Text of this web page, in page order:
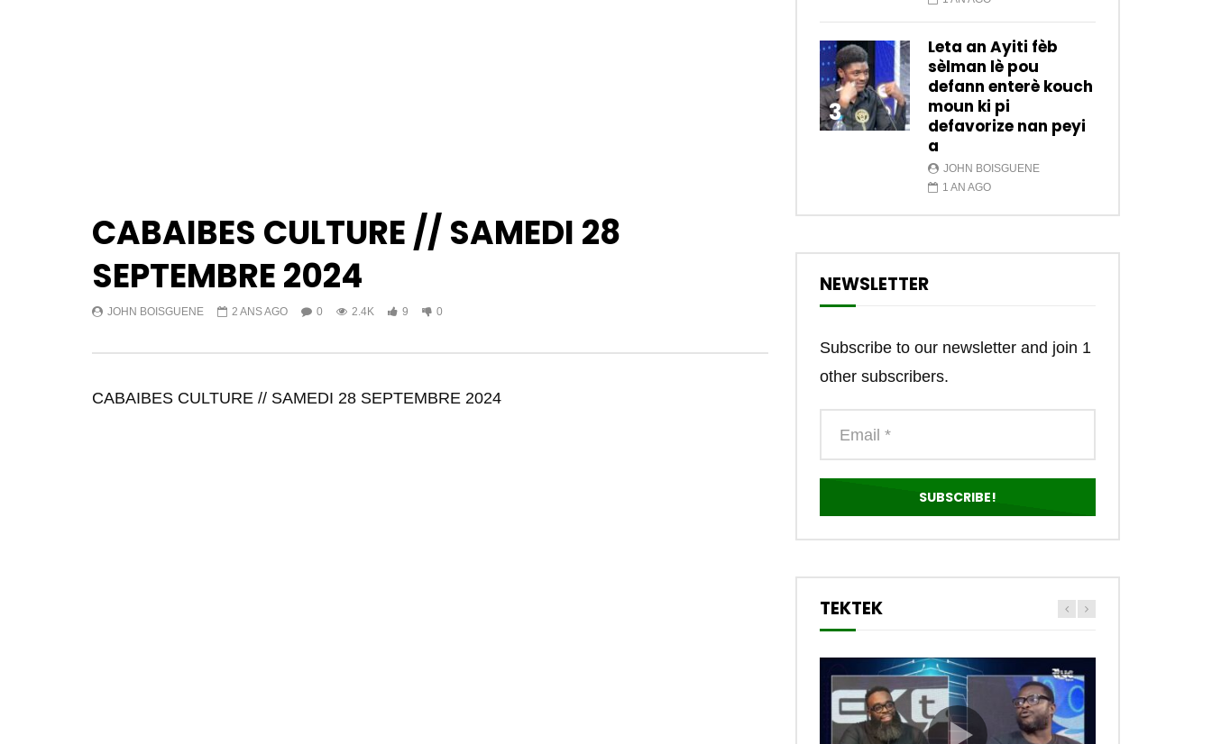
CABAIBES CULTURE // SAMEDI 28
SEPTEMBRE 2024
JOHN BOISGUENE 2 ANS AGO 0 2.4K 9 0
CABAIBES CULTURE // SAMEDI 28 SEPTEMBRE 2024
3
Leta an Ayiti fèb
sèlman lè pou
defann enterè kouch
moun ki pi
defavorize nan peyi
a
JOHN BOISGUENE
1 AN AGO
NEWSLETTER
Subscribe to our newsletter and join 1
other subscribers.
TEKTEK